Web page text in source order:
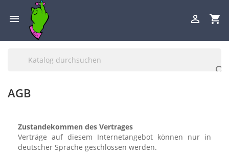
 shopping_cart


AGB
Zustandekommen des Vertrages
Verträge auf diesem Internetangebot können nur in
deutscher Sprache geschlossen werden.